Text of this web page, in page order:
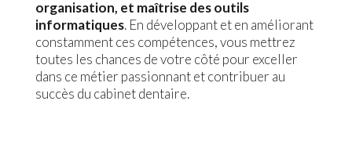
organisation, et maîtrise des outils
informatiques. En développant et en améliorant
constamment ces compétences, vous mettrez
toutes les chances de votre côté pour exceller
dans ce métier passionnant et contribuer au
succès du cabinet dentaire.